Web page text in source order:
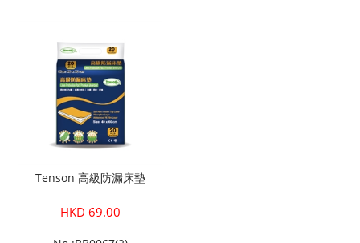
Tenson 高級防漏床墊
HKD 69.00